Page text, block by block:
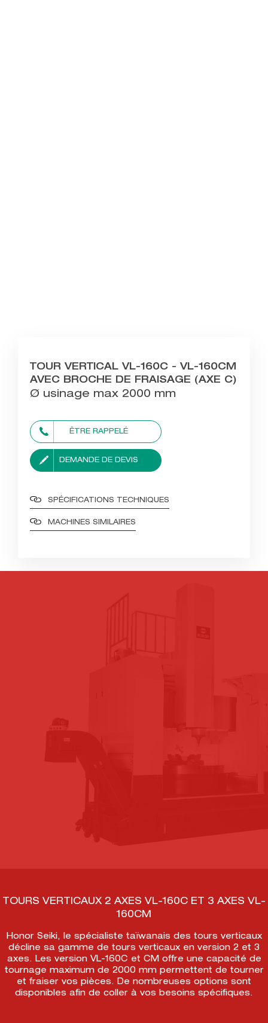
TOUR VERTICAL VL-160C - VL-160CM
AVEC BROCHE DE FRAISAGE (AXE C)
Ø usinage max 2000 mm
ÊTRE RAPPELÉ
DEMANDE DE DEVIS
SPÉCIFICATIONS TECHNIQUES
MACHINES SIMILAIRES
TOURS VERTICAUX 2 AXES VL-160C ET 3 AXES VL-
160CM
Honor Seiki, le spécialiste taïwanais des tours verticaux
décline sa gamme de tours verticaux en version 2 et 3
axes. Les version VL-160C et CM offre une capacité de
tournage maximum de 2000 mm permettent de tourner
et fraiser vos pièces. De nombreuses options sont
disponibles afin de coller à vos besoins spécifiques.